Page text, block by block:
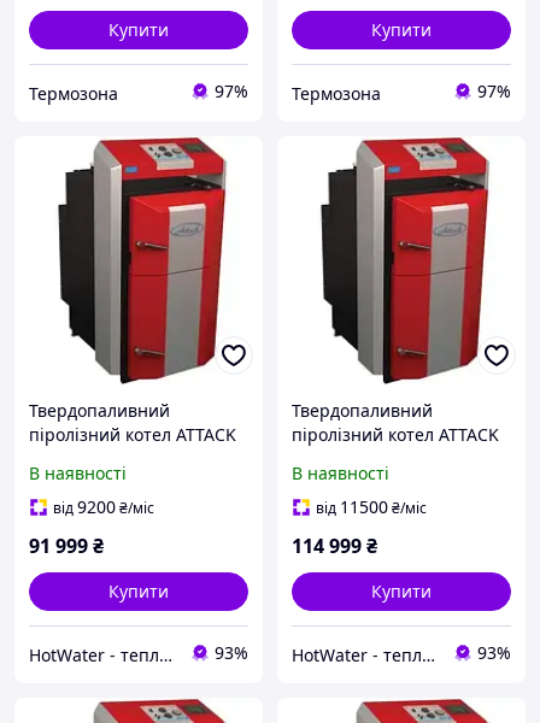
Купити
Термозона 97%
Купити
Термозона 97%
Твердопаливний
піролізний котел ATTACK
В наявності
від9200₴/міс
91 999₴
Купити
HotWater - тепло, комфорт та енергія вашого будинку 93%
Твердопаливний
піролізний котел ATTACK
В наявності
від 11500₴/міс
114 999₴
Купити
HotWater - тепло, комфорт та енергія вашого будинку 93%